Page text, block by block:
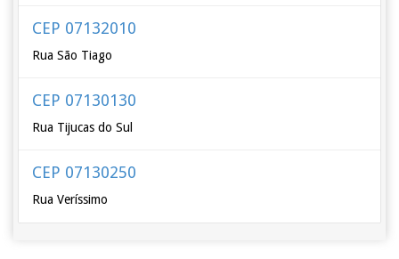
CEP 07132010
Rua São Tiago
CEP 07130130
Rua Tijucas do Sul
CEP 07130250
Rua Veríssimo